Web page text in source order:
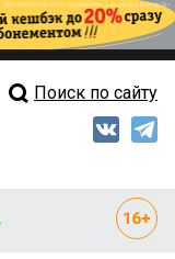
выпуск
Поиск по сайту